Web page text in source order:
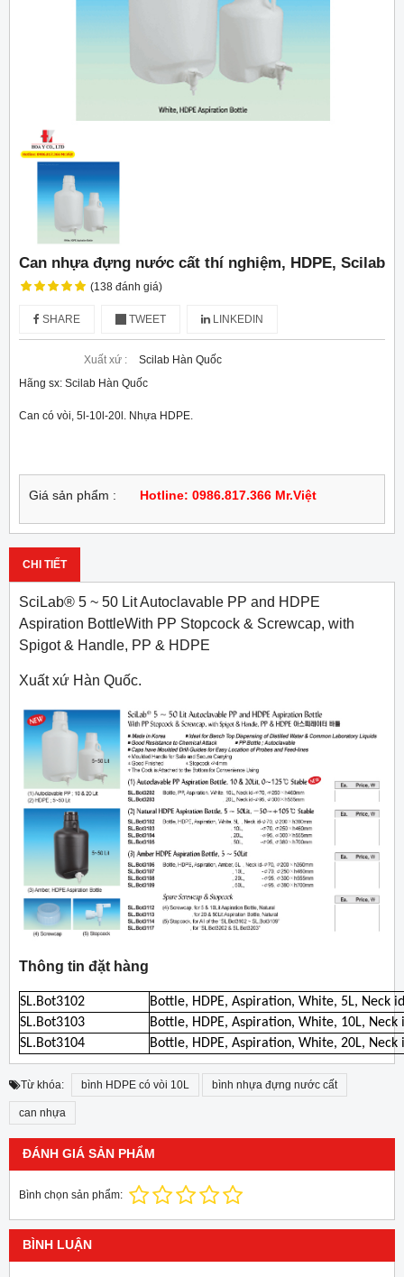
Can nhựa đựng nước cất thí nghiệm, HDPE, Scilab
(138 đánh giá)
SHARE TWEET LINKEDIN
Xuất xứ :
Scilab Hàn Quốc
Hãng sx: Scilab Hàn Quốc
Can có vòi, 5l-10l-20l. Nhựa HDPE.
Giá sản phẩm : Hotline: 0986.817.366 Mr.Việt
CHI TIẾT
SciLab® 5 ~ 50 Lit Autoclavable PP and HDPE
Aspiration BottleWith PP Stopcock & Screwcap, with
Spigot & Handle, PP & HDPE
Xuất xứ Hàn Quốc.
Thông tin đặt hàng
SL.Bot3102
Bottle, HDPE, Aspiration, White, 5L, Neck
SL.Bot3103
Bottle, HDPE, Aspiration, White, 10L,
SL.Bot3104
Bottle, HDPE, Aspiration, White, 20L,
Từ khóa: bình HDPE có vòi 10L bình nhựa đựng nước cất
can nhựa
ĐÁNH GIÁ SẢN PHẨM
Bình chọn sản phẩm:
BÌNH LUẬN